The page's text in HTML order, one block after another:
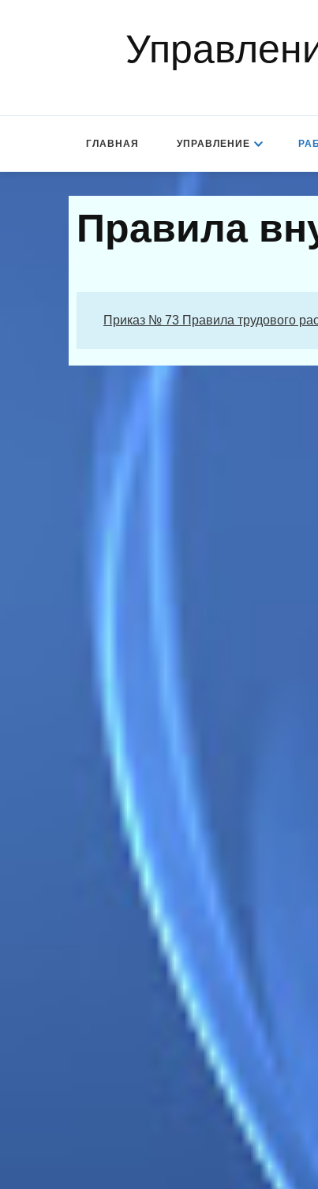
ГЛАВНАЯ УПРАВЛЕНИЕ
Правила
Приказ № 73 Правила трудового